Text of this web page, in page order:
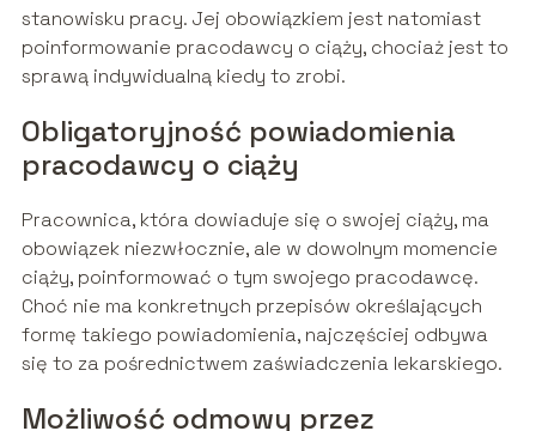
stanowisku pracy. Jej obowiązkiem jest natomiast
poinformowanie pracodawcy o ciąży, chociaż jest to
sprawą indywidualną kiedy to zrobi.
Obligatoryjność powiadomienia
pracodawcy o ciąży
Pracownica, która dowiaduje się o swojej ciąży, ma
obowiązek niezwłocznie, ale w dowolnym momencie
ciąży, poinformować o tym swojego pracodawcę.
Choć nie ma konkretnych przepisów określających
formę takiego powiadomienia, najczęściej odbywa
się to za pośrednictwem zaświadczenia lekarskiego.
Możliwość odmowy przez